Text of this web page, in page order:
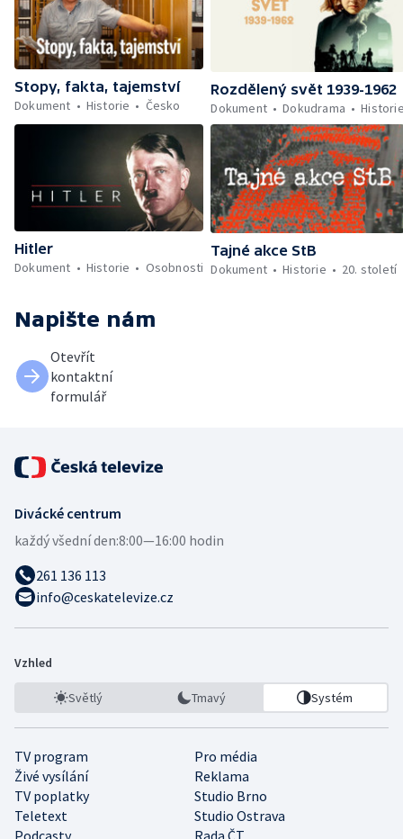
Stopy, fakta, tajemství
Dokument
Historie Česko
Rozdělený svět 1939-1962
Dokument
Dokudrama
Hitler
Dokument
Historie Osobnosti
Tajné akce StB
Dokument
Historie 20. století
Napište nám
Otevřít
kontaktní
formulář
Divácké centrum
každý všední den:8:00—16:00 hodin
261 136 113
info@ceskatelevize.cz
Vzhled
Světlý Tmavý Systém
TV program
Pro média
Živé vysílání
Reklama
TV poplatky
Studio Brno
Teletext
Studio Ostrava